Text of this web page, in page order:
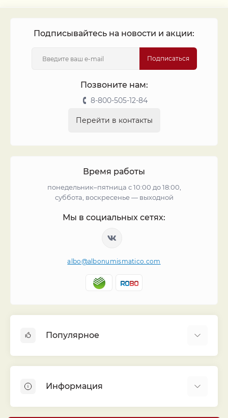
Подписывайтесь на новости и акции:
Подписаться
Позвоните нам:
8-800-505-12-84
Перейти в контакты
Время работы
понедельник–пятница с 10:00 до 18:00,
суббота, воскресенье — выходной
Мы в социальных сетях:
albo@albonumismatico.com
Популярное
Монеты
Банкноты
Информация